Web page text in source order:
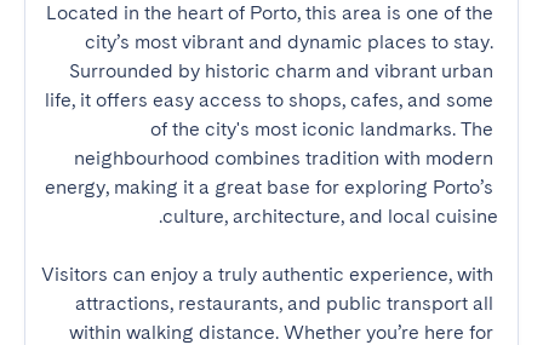
Located in the heart of Porto, this area is one of the
city’s most vibrant and dynamic places to stay.
Surrounded by historic charm and vibrant urban
life, it offers easy access to shops, cafes, and some
of the city's most iconic landmarks. The
neighbourhood combines tradition with modern
energy, making it a great base for exploring Porto’s
Visitors can enjoy a truly authentic experience, with
attractions, restaurants, and public transport all
within walking distance. Whether you’re here for